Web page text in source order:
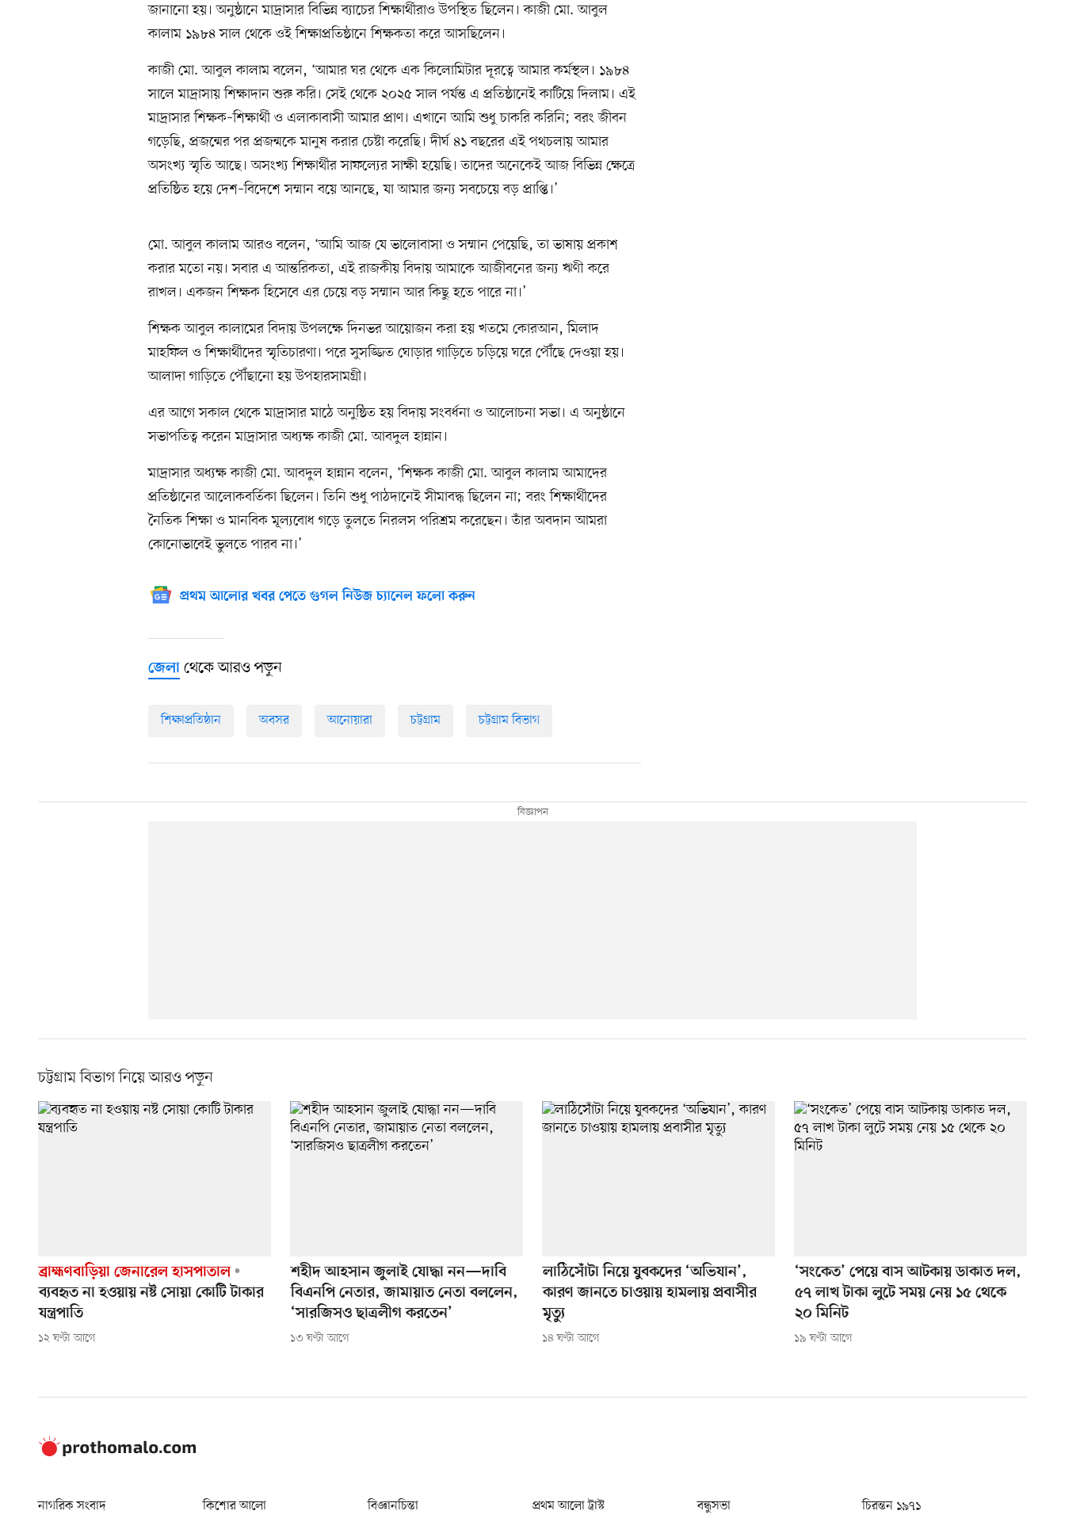
জানানো হয়। অনুষ্ঠানে মাদ্রাসার বিভিন্ন ব্যাচের শিক্ষার্থীরাও উপস্থিত ছিলেন। কাজী মো. আবুল
কালাম ১৯৮৪ সাল থেকে ওই শিক্ষাপ্রতিষ্ঠানে শিক্ষকতা করে আসছিলেন।
কাজী মো. আবুল কালাম বলেন, ‘আমার ঘর থেকে এক কিলোমিটার দূরত্বে আমার কর্মস্থল। ১৯৮৪
সালে মাদ্রাসায় শিক্ষাদান শুরু করি। সেই থেকে ২০২৫ সাল পর্যন্ত এ প্রতিষ্ঠানেই কাটিয়ে দিলাম। এই
মাদ্রাসার শিক্ষক–শিক্ষার্থী ও এলাকাবাসী আমার প্রাণ। এখানে আমি শুধু চাকরি করিনি; বরং জীবন
গড়েছি, প্রজন্মের পর প্রজন্মকে মানুষ করার চেষ্টা করেছি। দীর্ঘ ৪১ বছরের এই পথচলায় আমার
অসংখ্য স্মৃতি আছে। অসংখ্য শিক্ষার্থীর সাফল্যের সাক্ষী হয়েছি। তাদের অনেকেই আজ বিভিন্ন ক্ষেত্রে
প্রতিষ্ঠিত হয়ে দেশ–বিদেশে সম্মান বয়ে আনছে, যা আমার জন্য সবচেয়ে বড় প্রাপ্তি।’
মো. আবুল কালাম আরও বলেন, ‘আমি আজ যে ভালোবাসা ও সম্মান পেয়েছি, তা ভাষায় প্রকাশ
করার মতো নয়। সবার এ আন্তরিকতা, এই রাজকীয় বিদায় আমাকে আজীবনের জন্য ঋণী করে
রাখল। একজন শিক্ষক হিসেবে এর চেয়ে বড় সম্মান আর কিছু হতে পারে না।’
শিক্ষক আবুল কালামের বিদায় উপলক্ষে দিনভর আয়োজন করা হয় খতমে কোরআন, মিলাদ
মাহফিল ও শিক্ষার্থীদের স্মৃতিচারণা। পরে সুসজ্জিত ঘোড়ার গাড়িতে চড়িয়ে ঘরে পৌঁছে দেওয়া হয়।
আলাদা গাড়িতে পৌঁছানো হয় উপহারসামগ্রী।
এর আগে সকাল থেকে মাদ্রাসার মাঠে অনুষ্ঠিত হয় বিদায় সংবর্ধনা ও আলোচনা সভা। এ অনুষ্ঠানে
সভাপতিত্ব করেন মাদ্রাসার অধ্যক্ষ কাজী মো. আবদুল হান্নান।
মাদ্রাসার অধ্যক্ষ কাজী মো. আবদুল হান্নান বলেন, ‘শিক্ষক কাজী মো. আবুল কালাম আমাদের
প্রতিষ্ঠানের আলোকবর্তিকা ছিলেন। তিনি শুধু পাঠদানেই সীমাবদ্ধ ছিলেন না; বরং শিক্ষার্থীদের
নৈতিক শিক্ষা ও মানবিক মূল্যবোধ গড়ে তুলতে নিরলস পরিশ্রম করেছেন। তাঁর অবদান আমরা
কোনোভাবেই ভুলতে পারব না।’
প্রথম আলোর খবর পেতে গুগল নিউজ চ্যানেল ফলো করুন
জেলা থেকে আরও পড়ুন
শিক্ষাপ্রতিষ্ঠান অবসর আনোয়ারা চট্টগ্রাম চট্টগ্রাম বিভাগ
চট্টগ্রাম বিভাগ নিয়ে আরও পড়ুন
ব্রাহ্মণবাড়িয়া জেনারেল হাসপাতাল
ব্যবহৃত না হওয়ায় নষ্ট সোয়া কোটি টাকার
যন্ত্রপাতি
১২ ঘণ্টা আগে
শহীদ আহসান জুলাই যোদ্ধা নন—দাবি
বিএনপি নেতার, জামায়াত নেতা বললেন,
‘সারজিসও ছাত্রলীগ করতেন’
১৩ ঘণ্টা আগে
লাঠিসোঁটা নিয়ে যুবকদের ‘অভিযান’,
কারণ জানতে চাওয়ায় হামলায় প্রবাসীর
মৃত্যু
১৪ ঘণ্টা আগে
‘সংকেত’ পেয়ে বাস আটকায় ডাকাত দল,
৫৭ লাখ টাকা লুটে সময় নেয় ১৫ থেকে
২০ মিনিট
১৯ ঘণ্টা আগে
নাগরিক সংবাদ কিশোর আলো বিজ্ঞানচিন্তা প্রথম আলো ট্রাস্ট বন্ধুসভা চিরন্তন ১৯৭১